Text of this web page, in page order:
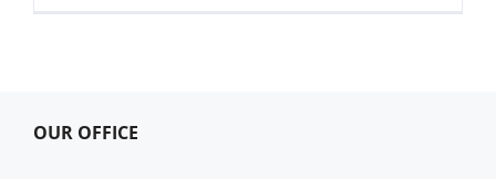
OUR OFFICE